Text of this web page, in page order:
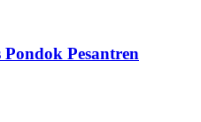
Pesantren